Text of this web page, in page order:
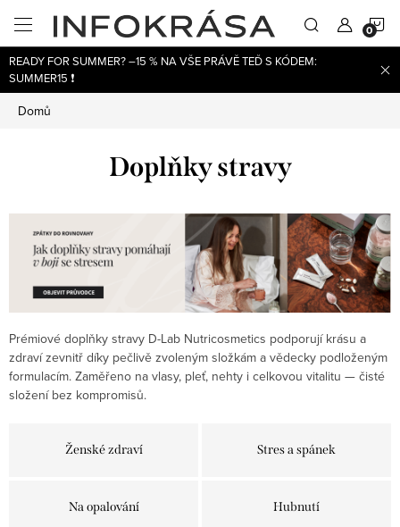
obsah
READY FOR SUMMER? –15 % NA VŠE PRÁVĚ TEĎ S KÓDEM:
SUMMER15 ❗
Domů
Doplňky stravy
Prémiové doplňky stravy D-Lab Nutricosmetics podporují krásu a
zdraví zevnitř díky pečlivě zvoleným složkám a vědecky podloženým
formulacím. Zaměřeno na vlasy, pleť, nehty i celkovou vitalitu — čisté
složení bez kompromisů.
Ženské zdraví Stres a spánek
Na opalování Hubnutí